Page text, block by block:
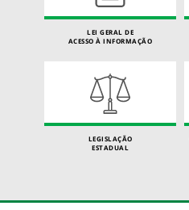
LEI GERAL DE
ACESSO À INFORMAÇÃO
LEGISLAÇÃO
ESTADUAL